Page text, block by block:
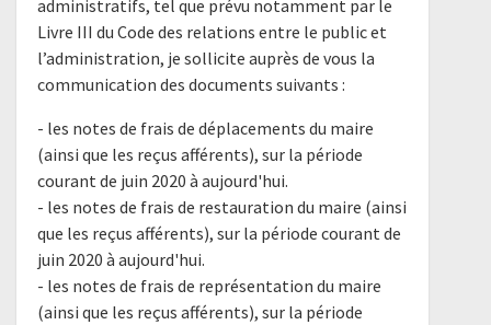
administratifs, tel que prévu notamment par le
Livre III du Code des relations entre le public et
l’administration, je sollicite auprès de vous la
communication des documents suivants :
- les notes de frais de déplacements du maire
(ainsi que les reçus afférents), sur la période
courant de juin 2020 à aujourd'hui.
- les notes de frais de restauration du maire (ainsi
que les reçus afférents), sur la période courant de
juin 2020 à aujourd'hui.
- les notes de frais de représentation du maire
(ainsi que les reçus afférents), sur la période